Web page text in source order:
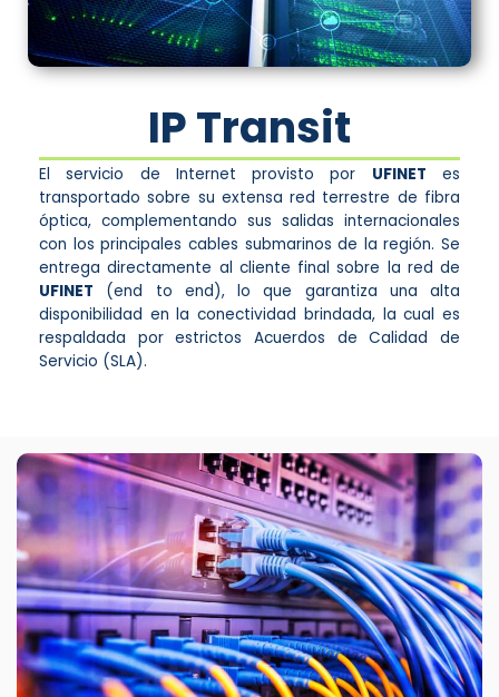
IPTransit
El servicio de Internet provisto por UFINET es
transportado sobre su extensa red terrestre de fibra
óptica, complementando sus salidas internacionales
con los principales cables submarinos de la región. Se
entrega directamente al cliente final sobre la red de
UFINET (end to end), lo que garantiza una alta
disponibilidad en la conectividad brindada, la cual es
respaldada por estrictos Acuerdos de Calidad de
Servicio (SLA).